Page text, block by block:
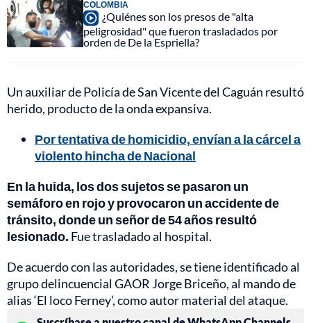
COLOMBIA
¿Quiénes son los presos de "alta
peligrosidad" que fueron trasladados por
orden de De la Espriella?
Un auxiliar de Policía de San Vicente del Caguán resultó
herido, producto de la onda expansiva.
Por tentativa de homicidio, envían a la cárcel a
violento hincha de Nacional
En la huida, los dos sujetos se pasaron un
semáforo en rojo y provocaron un accidente de
tránsito, donde un señor de 54 años resultó
lesionado. Fue trasladado al hospital.
De acuerdo con las autoridades, se tiene identificado al
grupo delincuencial GAOR Jorge Briceño, al mando de
alias ‘El loco Ferney’, como autor material del ataque.